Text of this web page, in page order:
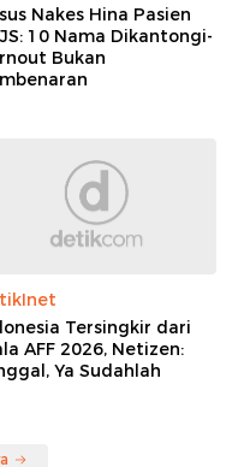
Nakes Hina Pasien
10 Nama Dikantongi-
Bukan
Tersingkir dari
AFF 2026, Netizen:
Ya Sudahlah